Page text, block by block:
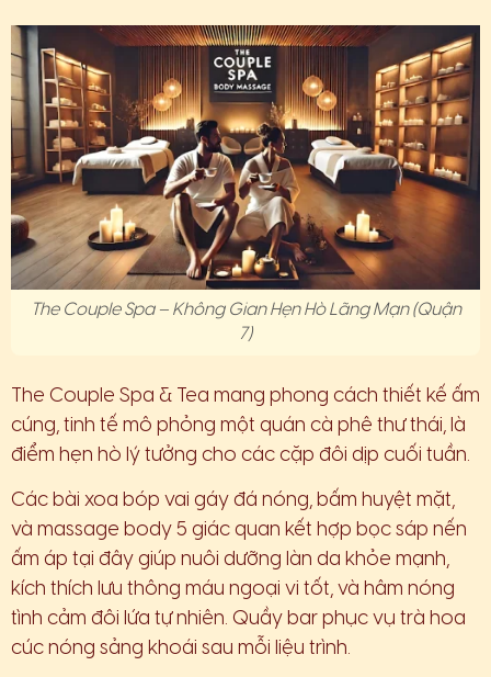
The Couple Spa – Không Gian Hẹn Hò Lãng Mạn (Quận
7)
The Couple Spa & Tea mang phong cách thiết kế ấm
cúng, tinh tế mô phỏng một quán cà phê thư thái, là
điểm hẹn hò lý tưởng cho các cặp đôi dịp cuối tuần.
Các bài xoa bóp vai gáy đá nóng, bấm huyệt mặt,
và massage body 5 giác quan kết hợp bọc sáp nến
ấm áp tại đây giúp nuôi dưỡng làn da khỏe mạnh,
kích thích lưu thông máu ngoại vi tốt, và hâm nóng
tình cảm đôi lứa tự nhiên. Quầy bar phục vụ trà hoa
cúc nóng sảng khoái sau mỗi liệu trình.